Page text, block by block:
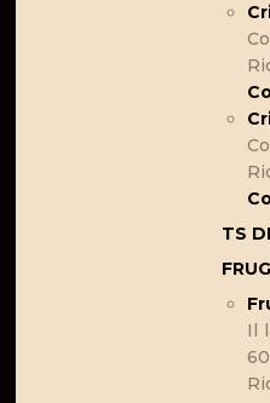
TS
Il